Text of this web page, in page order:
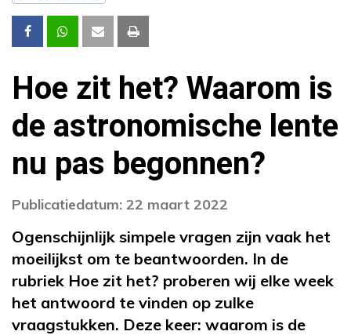
Hoe zit het? Waarom is
de astronomische lente
nu pas begonnen?
Publicatiedatum: 22 maart 2022
Ogenschijnlijk simpele vragen zijn vaak het
moeilijkst om te beantwoorden. In de
rubriek Hoe zit het? proberen wij elke week
het antwoord te vinden op zulke
vraagstukken. Deze keer: waarom is de